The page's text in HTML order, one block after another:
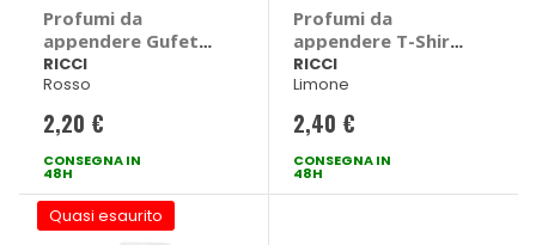
Profumi da
appendere Gufetto
- RICCI
RICCI
Rosso
2,20 €
CONSEGNA IN
48H
Profumi da
appendere T-Shirt
- RICCI
RICCI
Limone
2,40 €
CONSEGNA IN
48H
Quasi esaurito